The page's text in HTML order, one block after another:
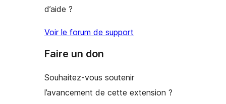
d’aide ?
Voir le forum de support
Faire un don
Souhaitez-vous soutenir
l’avancement de cette extension ?